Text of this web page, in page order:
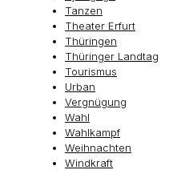
Tanzen
Theater Erfurt
Thüringen
Thüringer Landtag
Tourismus
Urban
Vergnügung
Wahl
Wahlkampf
Weihnachten
Windkraft